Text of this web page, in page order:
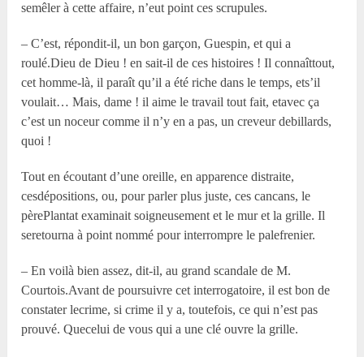
semêler à cette affaire, n’eut point ces scrupules.
– C’est, répondit-il, un bon garçon, Guespin, et qui a
roulé.Dieu de Dieu ! en sait-il de ces histoires ! Il connaîttout,
cet homme-là, il paraît qu’il a été riche dans le temps, ets’il
voulait… Mais, dame ! il aime le travail tout fait, etavec ça
c’est un noceur comme il n’y en a pas, un creveur debillards,
quoi !
Tout en écoutant d’une oreille, en apparence distraite,
cesdépositions, ou, pour parler plus juste, ces cancans, le
pèrePlantat examinait soigneusement et le mur et la grille. Il
seretourna à point nommé pour interrompre le palefrenier.
– En voilà bien assez, dit-il, au grand scandale de M.
Courtois.Avant de poursuivre cet interrogatoire, il est bon de
constater lecrime, si crime il y a, toutefois, ce qui n’est pas
prouvé. Quecelui de vous qui a une clé ouvre la grille.